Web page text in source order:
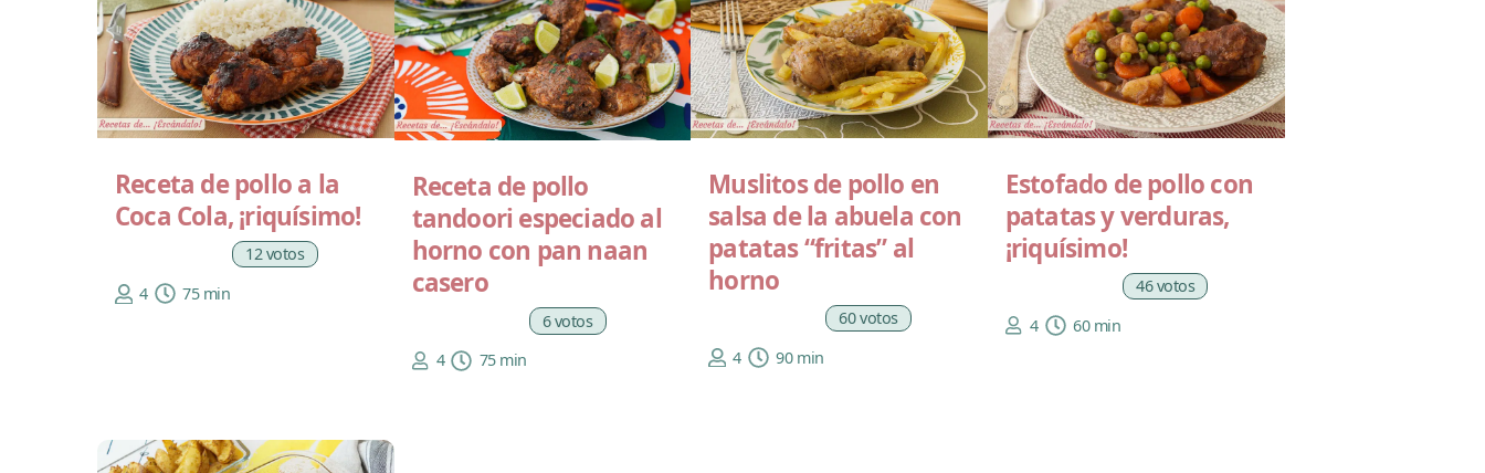
Receta de pollo a la
Coca Cola, ¡riquísimo!
12 votos
4
75 min
Receta de pollo
tandoori especiado al
horno con pan naan
casero
6 votos
4
75 min
Muslitos de pollo en
salsa de la abuela con
patatas “fritas” al
horno
60 votos
4
90 min
Estofado de pollo con
patatas y verduras,
¡riquísimo!
46 votos
4
60 min